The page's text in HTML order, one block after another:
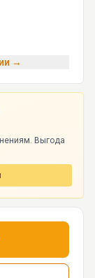
→
Выгода